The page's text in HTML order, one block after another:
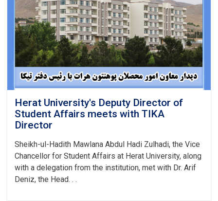
Herat University's Deputy Director of
Student Affairs meets with TIKA
Director
Sheikh-ul-Hadith Mawlana Abdul Hadi Zulhadi, the Vice
Chancellor for Student Affairs at Herat University, along
with a delegation from the institution, met with Dr. Arif
Deniz, the Head. . .